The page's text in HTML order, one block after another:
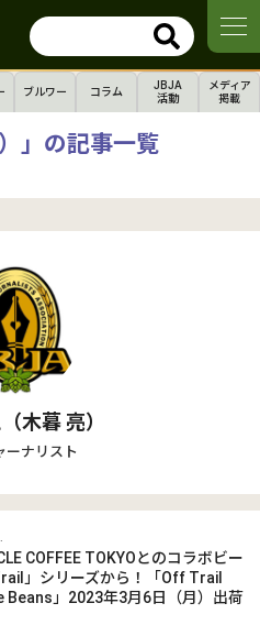
ブルワー コラム
JBJA
活動
メディア
掲載
」の記事一覧
木暮 亮）
ーナリスト
COFFEE TOKYOとのコラボビー
」シリーズから！「Off Trail
Beans」2023年3月6日（月）出荷